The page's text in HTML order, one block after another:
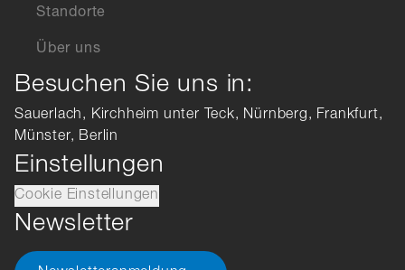
Standorte
Über uns
Besuchen Sie uns in:
Sauerlach, Kirchheim unter Teck, Nürnberg, Frankfurt,
Münster, Berlin
Einstellungen
Cookie Einstellungen
Newsletter